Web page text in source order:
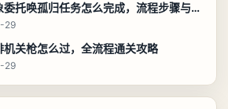
异环异象委托唤孤归任务怎么完成，流程步骤与位置攻略
29
机关枪怎么过，全流程通关攻略
29